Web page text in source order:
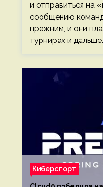
и отправиться на
сообщению
прежним, и они
турнирах и
Киберспорт